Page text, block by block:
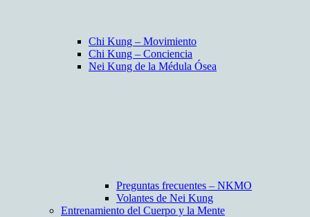
Chi Kung – Movimiento
Chi Kung – Conciencia
Nei Kung de la Médula Ósea
Preguntas frecuentes – NKMO
Volantes de Nei Kung
Entrenamiento del Cuerpo y la Mente